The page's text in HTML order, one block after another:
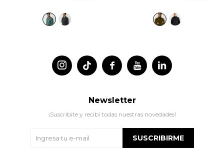
 
 
Newsletter
¡Suscribite y recibí todas nuestras novedades!
SUSCRIBIRME